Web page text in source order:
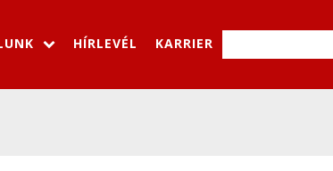
HÍRLEVÉL KARRIER